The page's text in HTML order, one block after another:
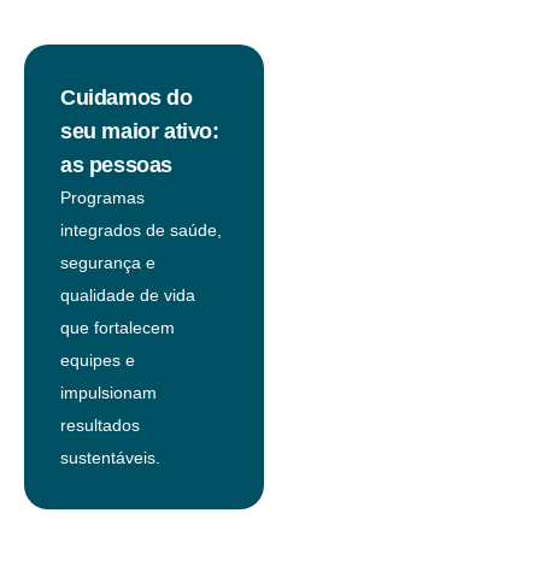
Cuidamos do
seu maior ativo:
as pessoas
Programas
integrados de saúde,
segurança e
qualidade de vida
que fortalecem
equipes e
impulsionam
resultados
sustentáveis.